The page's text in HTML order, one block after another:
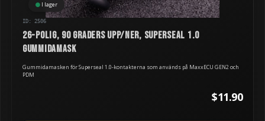
I lager
ID: 2506
26-polig, 90 graders upp/ner, Superseal 1.0
gummidamask
Gummidamasken för Superseal 1.0-kontakterna som används på MaxxECU GEN2 och
PDM
$11.90